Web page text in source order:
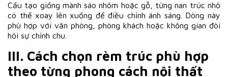
Cấu tạo giống mành sáo nhôm hoặc gỗ, từng nan trúc nhỏ
có thể xoay lên xuống để điều chỉnh ánh sáng. Dòng này
phù hợp với văn phòng, phòng khách hoặc không gian đòi
hỏi sự chỉnh chu.
III. Cách chọn rèm trúc phù hợp
theo từng phong cách nội thất